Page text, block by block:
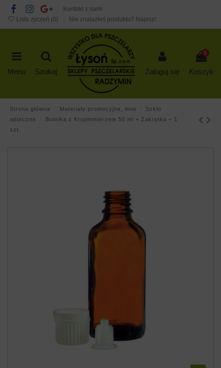
Kontakt z nami
Lista życzeń (0) Nie znalazłeś produktu? Napisz!
Menu Szukaj Zaloguj się
0
Koszyk
Strona główna Materiały promocyjne, inne
Szkło
apteczne
Butelka z Kroplomierzem 50 ml + Zakrętka – 1
szt.